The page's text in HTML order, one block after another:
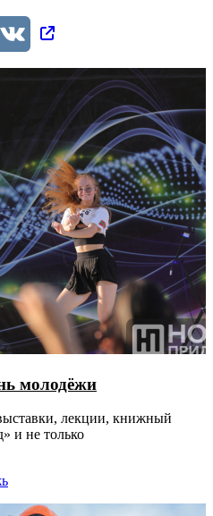
VK
молодёжи
лекции, книжный
и не только